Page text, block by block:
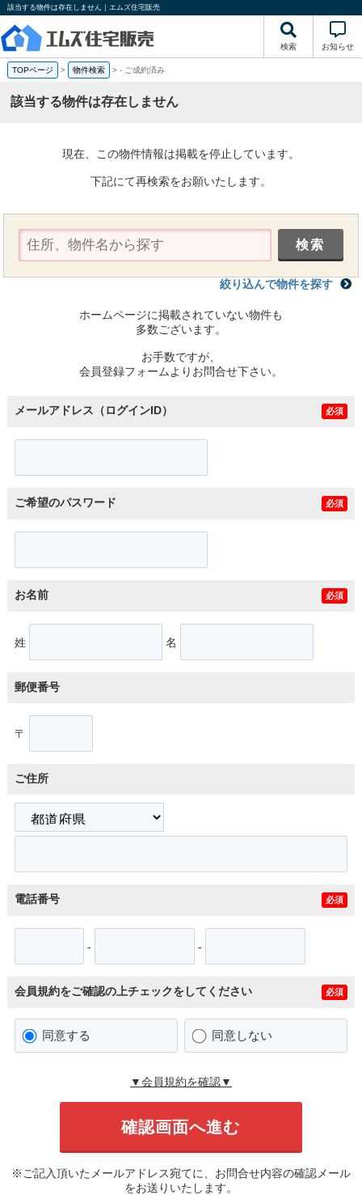
該当する物件は存在しません｜エムズ住宅販売
検索 お知らせ
TOPページ > 物件検索 >- ご成約済み
該当する物件は存在しません
現在、この物件情報は掲載を停止しています。
下記にて再検索をお願いたします。
絞り込んで物件を探す
ホームページに掲載されていない物件も
多数ございます。
お手数ですが、
会員登録フォームよりお問合せ下さい。
メールアドレス（ログインID） 必須
ご希望のパスワード 必須
お名前 必須
姓 名
郵便番号
〒
ご住所
電話番号 必須
- -
会員規約をご確認の上チェックをしてください 必須
同意する 同意しない
▼会員規約を確認▼
※ご記入頂いたメールアドレス宛てに、お問合せ内容の確認メール
をお送りいたします。